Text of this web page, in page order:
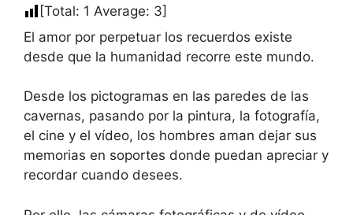
[Total: 1 Average: 3]
El amor por perpetuar los recuerdos existe
desde que la humanidad recorre este mundo.
Desde los pictogramas en las paredes de las
cavernas, pasando por la pintura, la fotografía,
el cine y el vídeo, los hombres aman dejar sus
memorias en soportes donde puedan apreciar y
recordar cuando desees.